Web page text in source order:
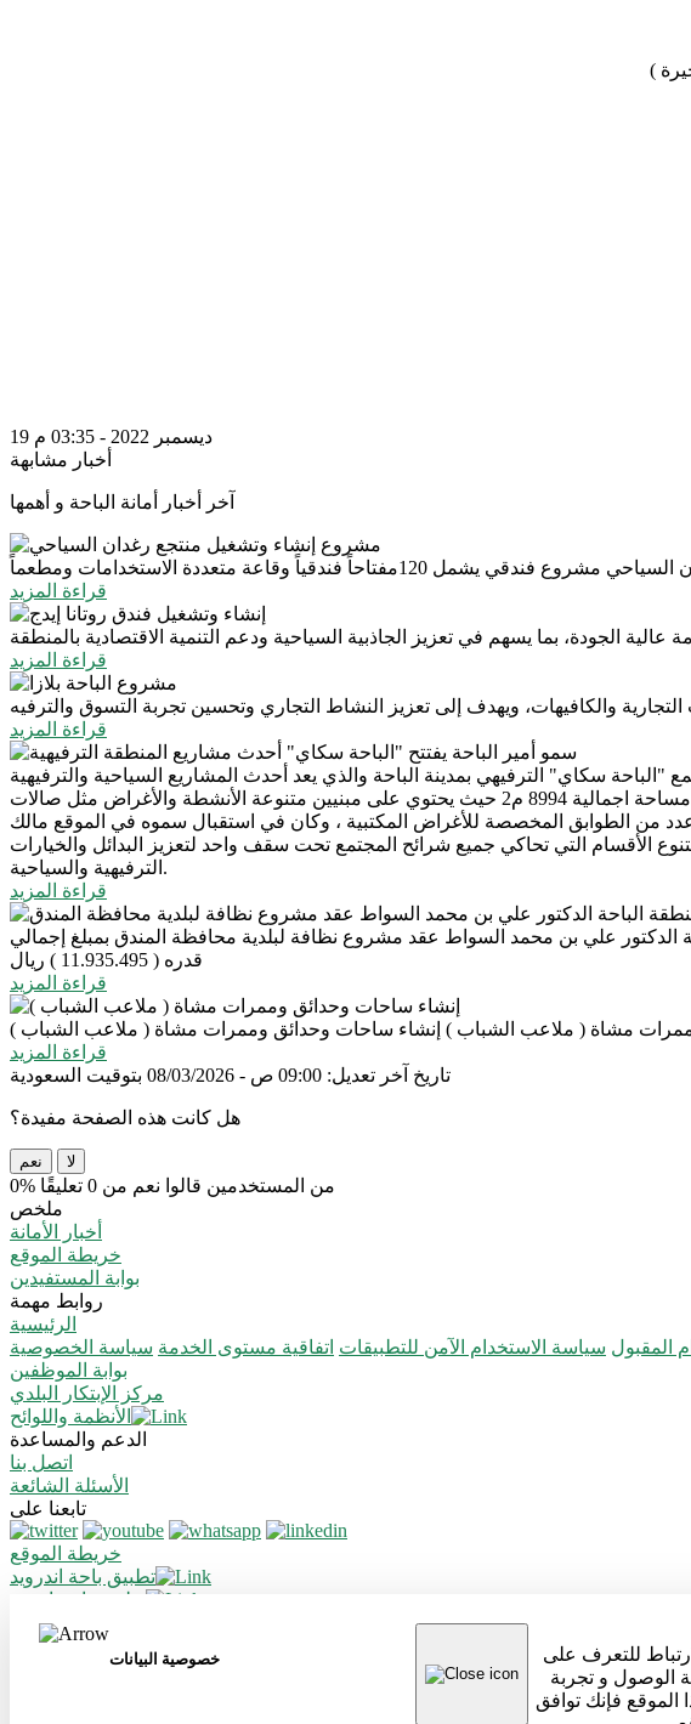
19 ديسمبر 2022 - 03:35 م
أخبار مشابهة
آخر أخبار أمانة الباحة و أهمها
السياحي
قراءة المزيد
قراءة المزيد
قراءة المزيد
يفتتح مشروع مجمع "الباحة سكاي" الترفيهي بمدينة الباحة والذي يعد أحدث المشاريع السياحية والترفيهية
بالمنطقة وفي بداية الزيارة تجول سمو أمير المنطقة في الموقع الذي يتوسط بين غابة رغدان ومنتزه القيم ويقع على مساحة اجمالية 8994 م2 حيث يحتوي على مبنيين متنوعة الأنشطة والأغراض مثل صالات
من الطوابق المخصصة للأغراض المكتبية ، وكان في استقبال سموه في الموقع مالك
الأقسام التي تحاكي جميع شرائح المجتمع تحت سقف واحد لتعزيز البدائل والخيارات
الترفيهية والسياحية.
قراءة المزيد
الدكتور علي بن محمد السواط عقد مشروع نظافة لبلدية محافظة المندق بمبلغ إجمالي
قدره ( 11.935.495 ) ريال
قراءة المزيد
مشاة ( ملاعب الشباب ) إنشاء ساحات وحدائق وممرات مشاة ( ملاعب الشباب )
قراءة المزيد
خصوصية البيانات
للتعرف على
الوصول و تجربة
فإنك توافق
تاريخ آخر تعديل: 09:00 ص - 08/03/2026 بتوقيت السعودية
هل كانت هذه الصفحة مفيدة؟
نعم لا
0% من المستخدمين قالوا نعم من 0 تعليقًا
ملخص
أخبار الأمانة
خريطة الموقع
بوابة المستفيدين
روابط مهمة
الرئيسية
سياسة الخصوصية اتفاقية مستوى الخدمة سياسة الاستخدام الآمن للتطبيقات المقبول
بوابة الموظفين
مركز الإبتكار البلدي
الأنظمة واللوائح
الدعم والمساعدة
اتصل بنا
الأسئلة الشائعة
تابعنا على
خريطة الموقع
تطبيق باحة اندرويد
تطبيق باحة ايفون
جميع الحقوق محفوظة لأمانة منطقة الباحة © 2026
تم تطويره وصيانته بواسطة أمانة منطقة الباحة
تاريخ آخر تعديل: 08/03/2026